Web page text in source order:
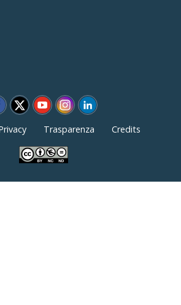
Trasparenza Credits